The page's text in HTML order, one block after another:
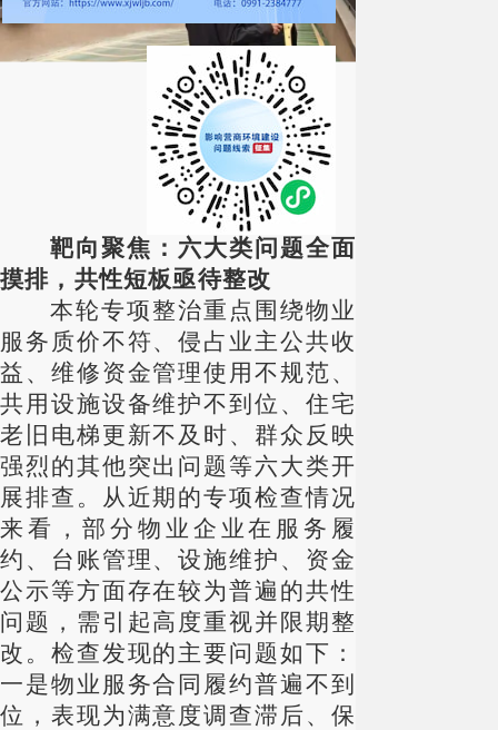
靶向聚焦：六大类问题全面
摸排，共性短板亟待整改
本轮专项整治重点围绕物业
服务质价不符、侵占业主公共收
益、维修资金管理使用不规范、
共用设施设备维护不到位、住宅
老旧电梯更新不及时、群众反映
强烈的其他突出问题等六大类开
展排查。从近期的专项检查情况
来看，部分物业企业在服务履
约、台账管理、设施维护、资金
公示等方面存在较为普遍的共性
问题，需引起高度重视并限期整
改。检查发现的主要问题如下：
一是物业服务合同履约普遍不到
位，表现为满意度调查滞后、保